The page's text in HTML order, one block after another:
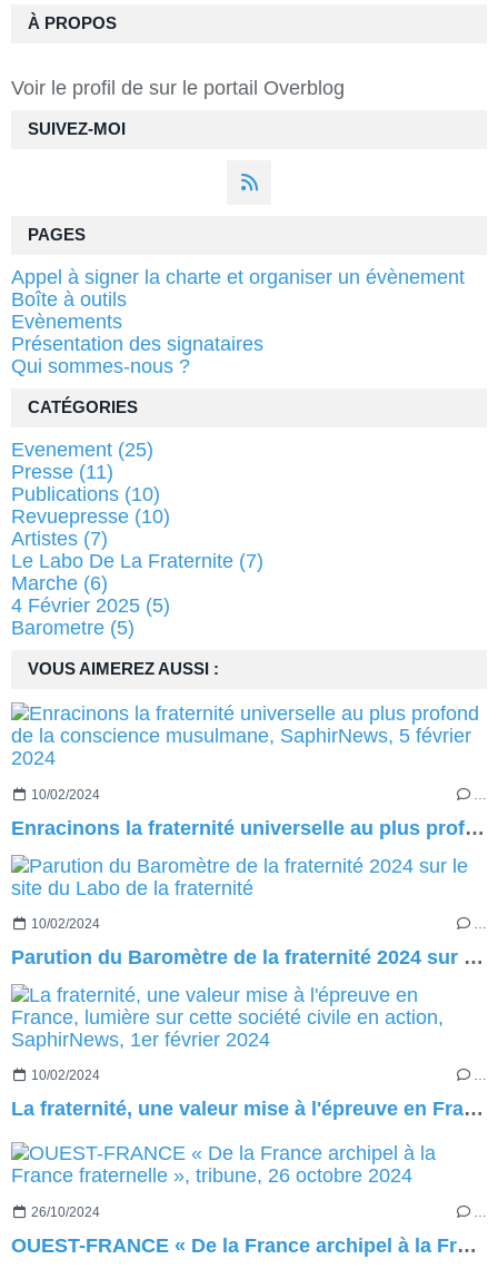
SUIVEZ-MOI
À PROPOS
Voir le profil de sur le portail Overblog
VOUS AIMEREZ AUSSI :
10/02/2024
Enracinons la fraternité universelle au plus profond de la conscience musulmane, SaphirNews, 5 février 2024
10/02/2024 …
Parution du Baromètre de la fraternité 2024 sur le site du Labo de la fraternité
10/02/2024 …
La fraternité, une valeur mise à l'épreuve en France, lumière sur cette société civile en action, SaphirNews, 1er février 2024
26/10/2024
OUEST-FRANCE « De la France archipel à la France fraternelle », tribune, 26 octobre 2024
PAGES
Appel à signer la charte et organiser un évènement
Boîte à outils
Evènements
Présentation des signataires
Qui sommes-nous ?
CATÉGORIES
Evenement (25)
Presse (11)
Publications (10)
Revuepresse (10)
Artistes (7)
Le Labo De La Fraternite (7)
Marche (6)
4 Février 2025 (5)
Barometre (5)